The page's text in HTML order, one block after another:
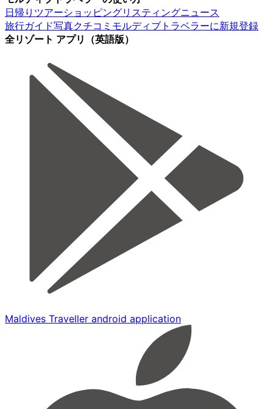
日帰りツアーショッピングリスティングニュース
旅行ガイド写真クチコミ モルディブトラベラーに新規登録
全リゾート アプリ（英語版）
Maldives Traveller android application